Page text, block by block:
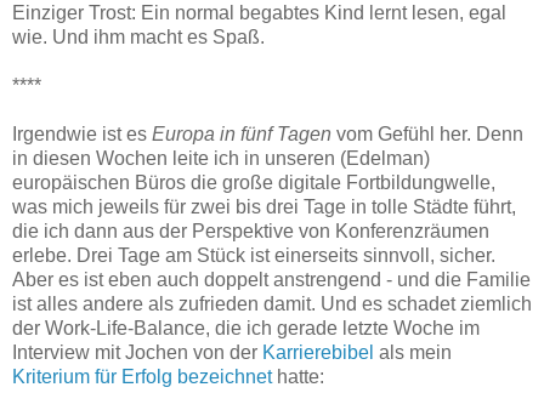
Einziger Trost: Ein normal begabtes Kind lernt lesen, egal
wie. Und ihm macht es Spaß.
****
Irgendwie ist es Europa in fünf Tagen vom Gefühl her. Denn
in diesen Wochen leite ich in unseren (Edelman)
europäischen Büros die große digitale Fortbildungwelle,
was mich jeweils für zwei bis drei Tage in tolle Städte führt,
die ich dann aus der Perspektive von Konferenzräumen
erlebe. Drei Tage am Stück ist einerseits sinnvoll, sicher.
Aber es ist eben auch doppelt anstrengend - und die Familie
ist alles andere als zufrieden damit. Und es schadet ziemlich
der Work-Life-Balance, die ich gerade letzte Woche im
Interview mit Jochen von der Karrierebibel als mein
Kriterium für Erfolg bezeichnethatte: